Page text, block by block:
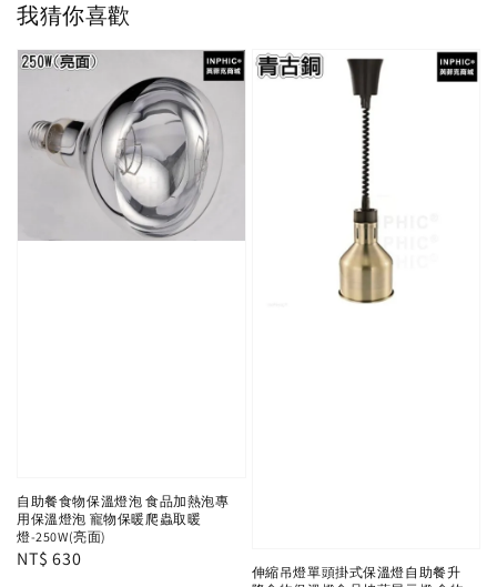
我猜你喜歡
自助餐食物保溫燈泡 食品加熱泡專
用保溫燈泡 寵物保暖爬蟲取暖
燈-250W(亮面)
Regular
NT$ 630
伸縮吊燈單頭掛式保溫燈自助餐升